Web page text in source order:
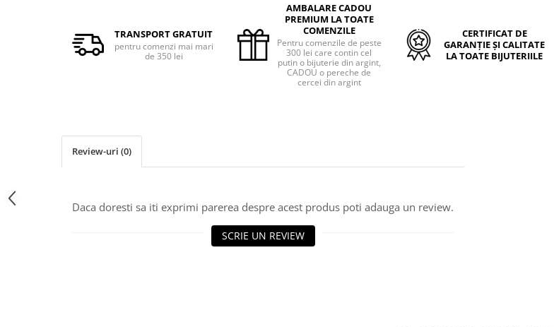
TRANSPORT GRATUIT
pentru comenzi mai mari
de 350 lei
AMBALARE CADOU
PREMIUM LA TOATE
COMENZILE
Pentru comenzile de peste
300 lei care contin cel
putin o bijuterie din argint,
CADOU o pereche de
cercei din argint
CERTIFICAT DE
GARANȚIE ȘI CALITATE
LA TOATE BIJUTERIILE
Review-uri (0)
Daca doresti sa iti exprimi parerea despre acest produs poti adauga un review.
SCRIE UN REVIEW